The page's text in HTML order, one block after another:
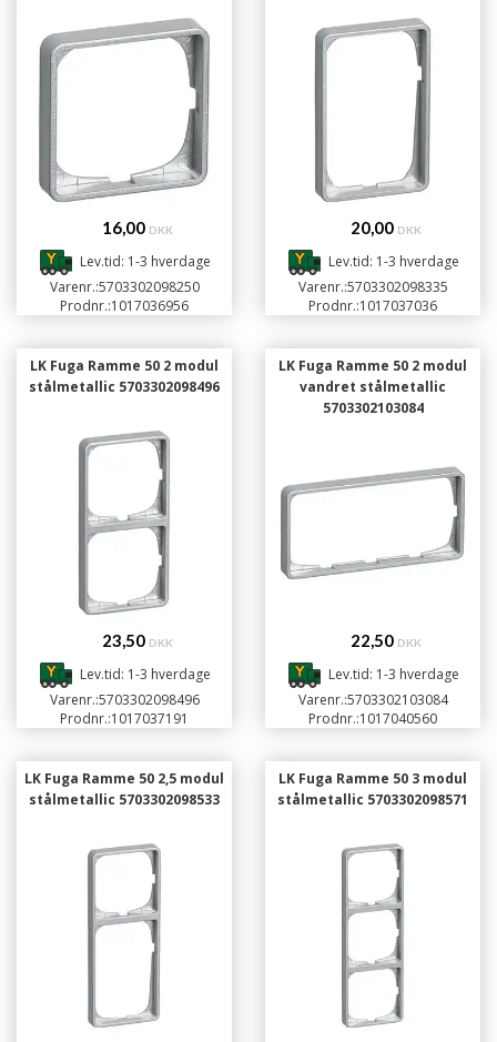
16,00 DKK
Lev.tid: 1-3 hverdage
Varenr.:5703302098250
Prodnr.:1017036956
20,00 DKK
Lev.tid: 1-3 hverdage
Varenr.:5703302098335
Prodnr.:1017037036
LK Fuga Ramme 50 2 modul
stålmetallic 5703302098496
23,50 DKK
Lev.tid: 1-3 hverdage
Varenr.:5703302098496
Prodnr.:1017037191
LK Fuga Ramme 50 2 modul
vandret stålmetallic
5703302103084
22,50 DKK
Lev.tid: 1-3 hverdage
Varenr.:5703302103084
Prodnr.:1017040560
LK Fuga Ramme 50 2,5 modul
stålmetallic 5703302098533
LK Fuga Ramme 50 3 modul
stålmetallic 5703302098571